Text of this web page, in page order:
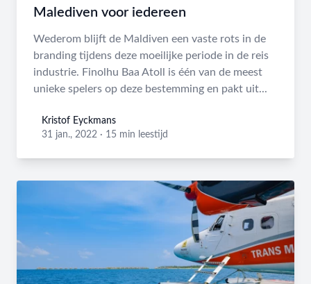
Malediven voor iedereen
Wederom blijft de Maldiven een vaste rots in de
branding tijdens deze moeilijke periode in de reis
industrie. Finolhu Baa Atoll is één van de meest
unieke spelers op deze bestemming en pakt uit...
Kristof Eyckmans
Kristof Eyckmans
31 jan., 2022 · 15 min leestijd